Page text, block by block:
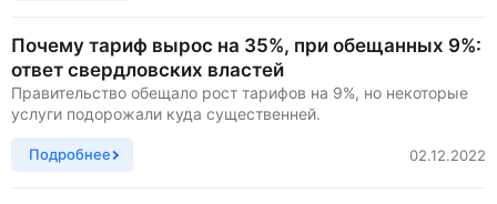
Почему тариф вырос на 35%, при обещанных 9%:
ответ свердловских властей
Правительство обещало рост тарифов на 9%, но некоторые
услуги подорожали куда существенней.
Подробнее 02.12.2022